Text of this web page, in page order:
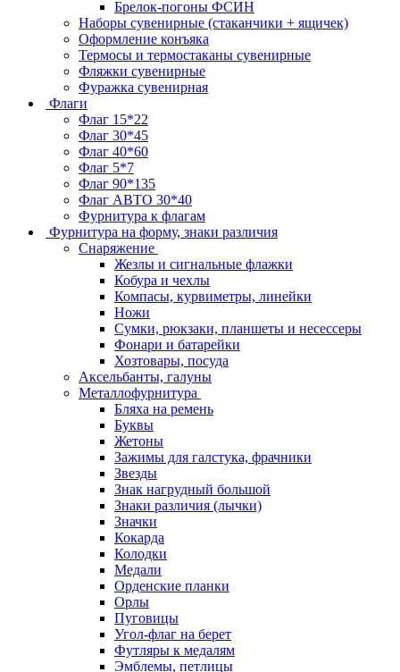
Брелок-погоны ФСИН
Наборы сувенирные (стаканчики + ящичек)
Оформление конъяка
Термосы и термостаканы сувенирные
Фляжки сувенирные
Фуражка сувенирная
Флаги
Флаг 15*22
Флаг 30*45
Флаг 40*60
Флаг 5*7
Флаг 90*135
Флаг АВТО 30*40
Фурнитура к флагам
Фурнитура на форму, знаки различия
Снаряжение
Жезлы и сигнальные флажки
Кобура и чехлы
Компасы, курвиметры, линейки
Ножи
Сумки, рюкзаки, планшеты и несессеры
Фонари и батарейки
Хозтовары, посуда
Аксельбанты, галуны
Металлофурнитура
Бляха на ремень
Буквы
Жетоны
Зажимы для галстука, фрачники
Звезды
Знак нагрудный большой
Знаки различия (лычки)
Значки
Кокарда
Колодки
Медали
Орденские планки
Орлы
Пуговицы
Угол-флаг на берет
Футляры к медалям
Эмблемы, петлицы